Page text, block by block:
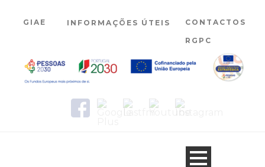
GIAE INFORMAÇÕES ÚTEIS CONTACTOS
RGPC